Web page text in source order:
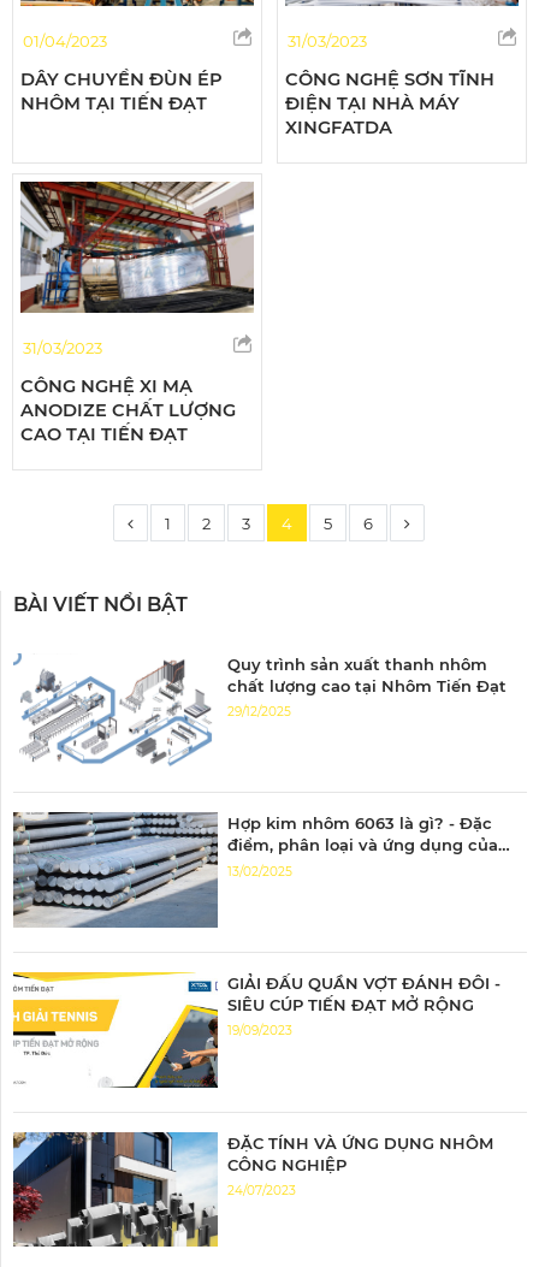
01/04/2023
DÂY CHUYỀN ĐÙN ÉP
NHÔM TẠI TIẾN ĐẠT
31/03/2023
CÔNG NGHỆ SƠN TĨNH
ĐIỆN TẠI NHÀ MÁY
XINGFATDA
31/03/2023
CÔNG NGHỆ XI MẠ
ANODIZE CHẤT LƯỢNG
CAO TẠI TIẾN ĐẠT
1 2 3 4 5 6
BÀI VIẾT NỔI BẬT
Quy trình sản xuất thanh nhôm
chất lượng cao tại Nhôm Tiến Đạt
29/12/2025
Hợp kim nhôm 6063 là gì? - Đặc
điểm, phân loại và ứng dụng của
nhôm 6063
13/02/2025
GIẢI ĐẤU QUẦN VỢT ĐÁNH ĐÔI -
SIÊU CÚP TIẾN ĐẠT MỞ RỘNG
19/09/2023
ĐẶC TÍNH VÀ ỨNG DỤNG NHÔM
CÔNG NGHIỆP
24/07/2023